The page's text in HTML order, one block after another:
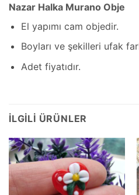
Nazar Halka Murano Obje
El yapımı cam objedir.
Boyları ve şekilleri ufak
Adet fiyatıdır.
İLGILI ÜRÜNLER